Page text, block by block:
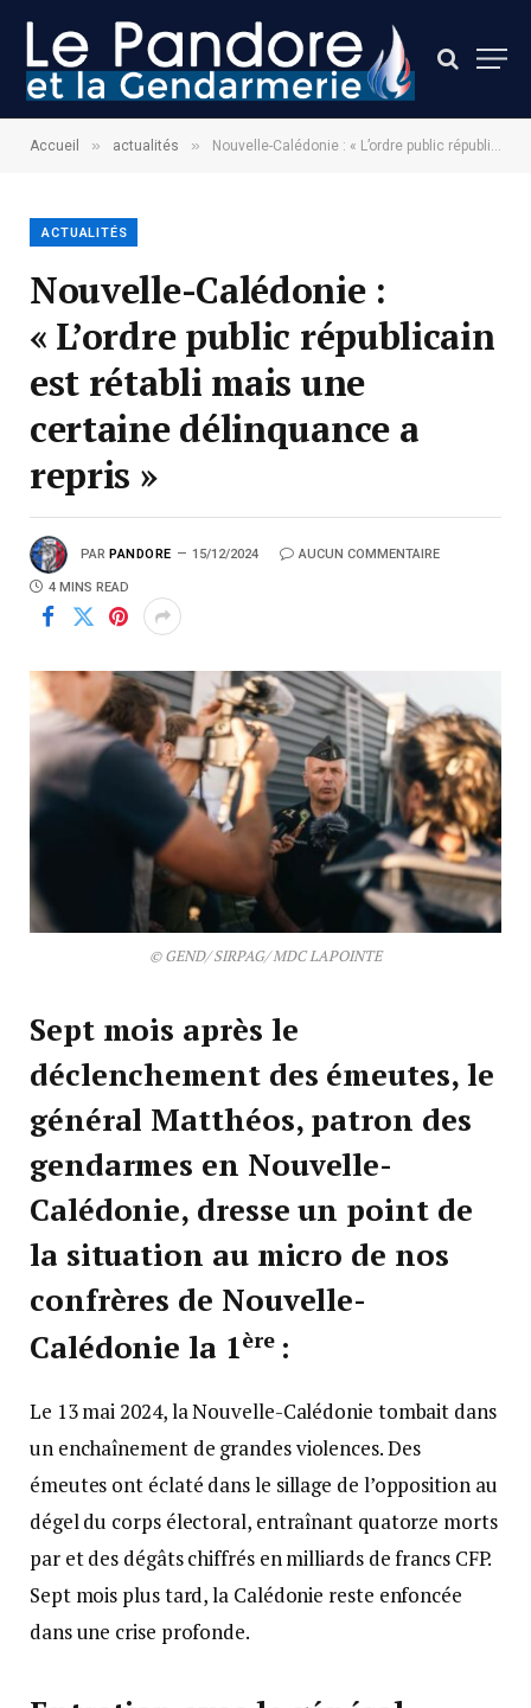
Accueil » actualités » Nouvelle-Calédonie : « L’ordre public républicain est rétabli mais une certaine délinquance a repris »
ACTUALITÉS
Nouvelle-Calédonie :
« L’ordre public républicain
est rétabli mais une
certaine délinquance a
repris »
PAR PANDORE 15/12/2024 AUCUN COMMENTAIRE
4 MINS READ
© GEND/ SIRPAG/ MDC LAPOINTE
Sept mois après le
déclenchement des émeutes, le
général Matthéos, patron des
gendarmes en Nouvelle-
Calédonie, dresse un point de
la situation au micro de nos
confrères de Nouvelle-
Calédonie la 1ère :
Le 13 mai 2024, la Nouvelle-Calédonie tombait dans
un enchaînement de grandes violences. Des
émeutes ont éclaté dans le sillage de l’opposition au
dégel du corps électoral, entraînant quatorze morts
par et des dégâts chiffrés en milliards de francs CFP.
Sept mois plus tard, la Calédonie reste enfoncée
dans une crise profonde.